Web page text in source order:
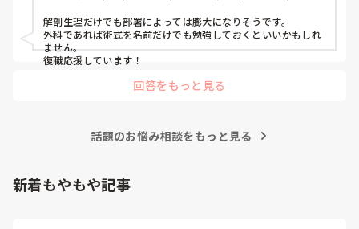
解剖生理だけでも部署によっては膨大になりそうです。
外科であれば術式を名前だけでも勉強しておくといいかもしれ
ません。
復職応援しています！
回答をもっと見る
話題のお悩み相談をもっと見る
新着もやもや記事